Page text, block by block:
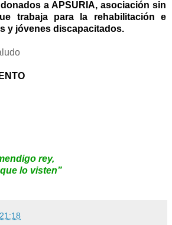
a APSURIA, asociación sin
trabaja para la rehabilitación e
y jóvenes discapacitados.
rey,
lo visten”
21:18